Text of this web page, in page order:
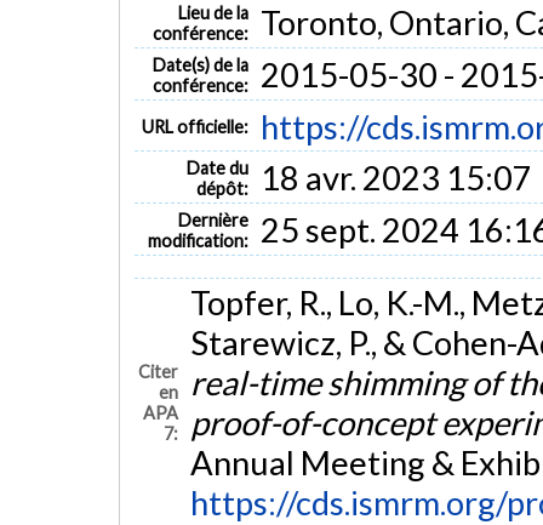
Lieu de la
conférence:
Toronto, Ontario,
Date(s) de la
conférence:
2015-05-30 -
URL officielle: https://
Date du
dépôt:
18 avr. 2023 15:07
Dernière
modification:
25 sept. 2024
Citer
en
APA
7:
Topfer, R., Lo, K.-M.,
Starewicz, P., & Cohen-
real-time shimming of
proof-of-concept
Annual Meeting &
https://cds.ismrm.org/